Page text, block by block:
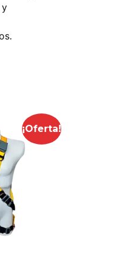
y
¡Oferta!